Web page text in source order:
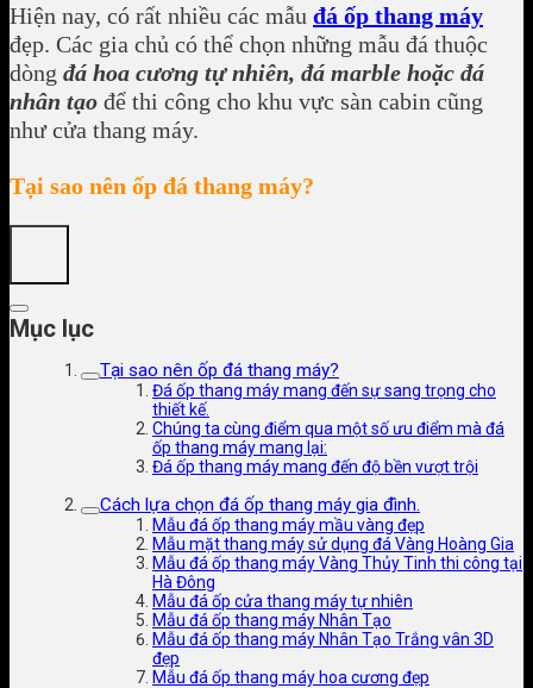
Hiện nay, có rất nhiều các mẫu đá ốp thang máy
đẹp. Các gia chủ có thể chọn những mẫu đá thuộc
dòng đá hoa cương tự nhiên, đá marble hoặc đá
nhân tạo để thi công cho khu vực sàn cabin cũng
như cửa thang máy.
Tại sao nên ốp đá thang máy?
Mục lục
Tại sao nên ốp đá thang máy?
Đá ốp thang máy mang đến sự sang trọng cho
thiết kế.
Chúng ta cùng điểm qua một số ưu điểm mà đá
ốp thang máy mang lại:
Đá ốp thang máy mang đến độ bền vượt trội
Cách lựa chọn đá ốp thang máy gia đình.
Mẫu đá ốp thang máy mầu vàng đẹp
Mẫu mặt thang máy sử dụng đá Vàng Hoàng Gia
Mẫu đá ốp thang máy Vàng Thủy Tinh thi công tại
Hà Đông
Mẫu đá ốp cửa thang máy tự nhiên
Mẫu đá ốp thang máy Nhân Tạo
Mẫu đá ốp thang máy Nhân Tạo Trắng vân 3D
đẹp
Mẫu đá ốp thang máy hoa cương đẹp